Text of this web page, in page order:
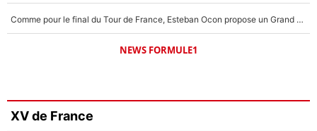
Comme pour le final du Tour de France, Esteban Ocon propose un Grand Prix de Formule 1 à Paris : «Autour de l’Arc de Triomphe, ce serait génial» !
NEWS FORMULE1
XV de France